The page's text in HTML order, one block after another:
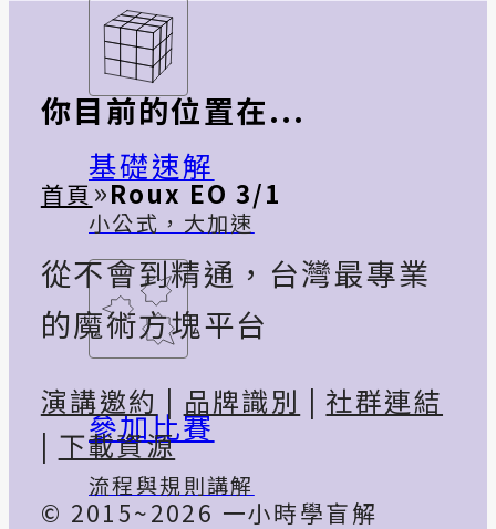
基礎速解
小公式，大加速
參加比賽
流程與規則講解
你目前的位置在...
首頁»Roux EO 3/1
從不會到精通，台灣最專業
的魔術方塊平台
演講邀約 | 品牌識別 | 社群連結
| 下載資源
© 2015~2026 一小時學盲解